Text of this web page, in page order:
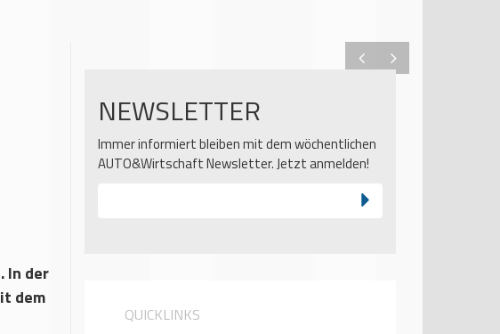
In der
dem
NEWSLETTER
Immer informiert bleiben mit dem wöchentlichen
AUTO&Wirtschaft Newsletter. Jetzt anmelden!
QUICKLINKS